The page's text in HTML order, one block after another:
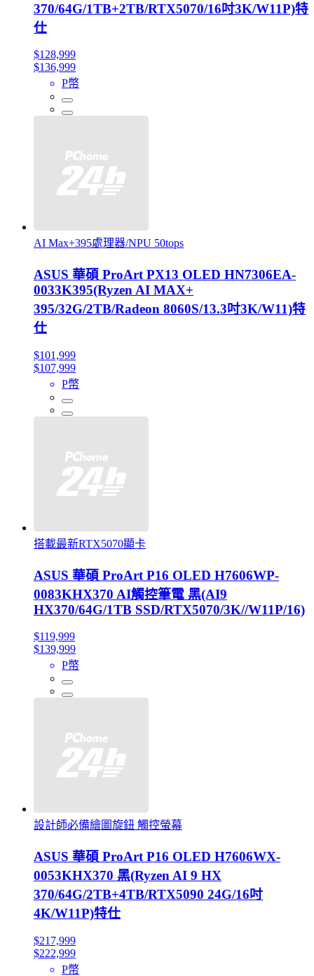
370/64G/1TB+2TB/RTX5070/16吋3K/W11P)特
仕
$128,999
$136,999
P幣
AI Max+395處理器/NPU 50tops
ASUS 華碩 ProArt PX13 OLED HN7306EA-
0033K395(Ryzen AI MAX+
395/32G/2TB/Radeon 8060S/13.3吋3K/W11)特
仕
$101,999
$107,999
P幣
搭載最新RTX5070顯卡
ASUS 華碩 ProArt P16 OLED H7606WP-
0083KHX370 AI觸控筆電 黑(AI9
HX370/64G/1TB SSD/RTX5070/3K//W11P/16)
$119,999
$139,999
P幣
設計師必備繪圖旋鈕 觸控螢幕
ASUS 華碩 ProArt P16 OLED H7606WX-
0053KHX370 黑(Ryzen AI 9 HX
370/64G/2TB+4TB/RTX5090 24G/16吋
4K/W11P)特仕
$217,999
$222,999
P幣